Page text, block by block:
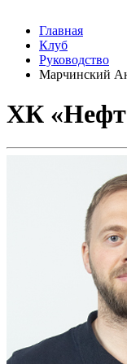
Главная
Клуб
Руководство
Марчинский
ХК